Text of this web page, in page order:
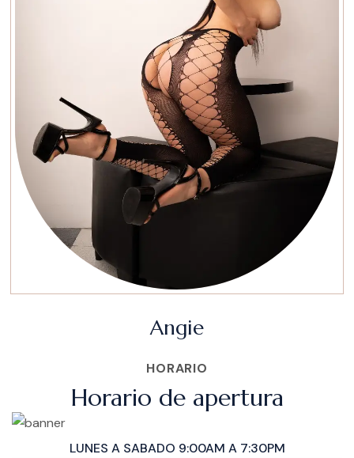
Angie
HORARIO
Horario de apertura
LUNES A SABADO 9:00AM A 7:30PM